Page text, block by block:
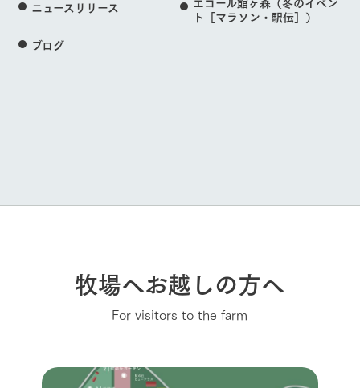
ニュースリリース
ト［マラソン・駅伝］）
ブログ
牧場へお越しの方へ
For visitors to the farm